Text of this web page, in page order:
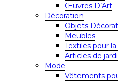
Œuvres D’Art
Décoration
Objets
Meubles
Textiles pour
Articles de
Mode
Vêtements